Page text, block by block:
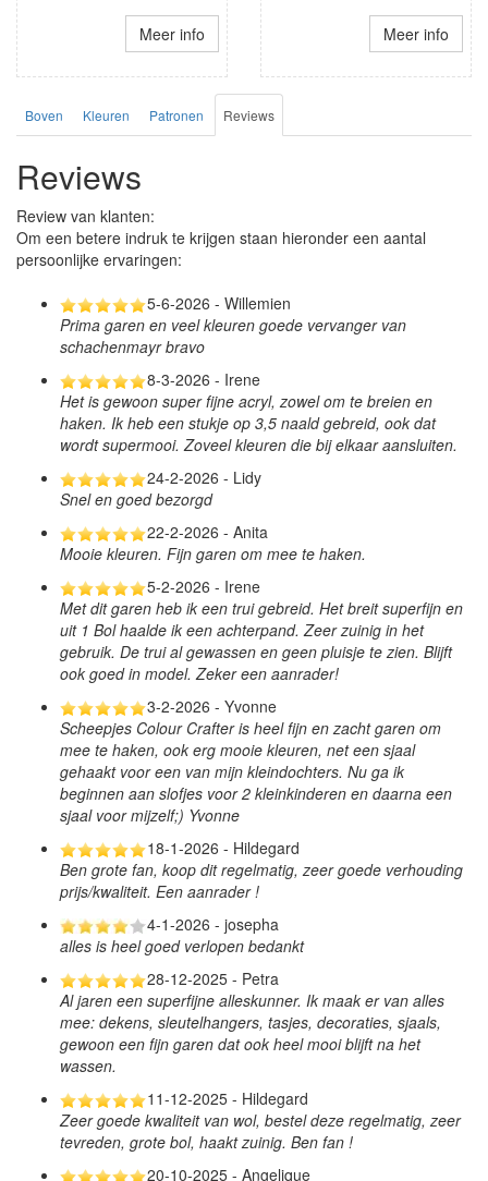
Meer info Meer info
Boven Kleuren Patronen Reviews
Reviews
Review van klanten:
Om een betere indruk te krijgen staan hieronder een aantal
persoonlijke ervaringen:
5-6-2026 - Willemien
Prima garen en veel kleuren goede vervanger van
schachenmayr bravo
8-3-2026 - Irene
Het is gewoon super fijne acryl, zowel om te breien en
haken. Ik heb een stukje op 3,5 naald gebreid, ook dat
wordt supermooi. Zoveel kleuren die bij elkaar aansluiten.
24-2-2026 - Lidy
Snel en goed bezorgd
22-2-2026 - Anita
Mooie kleuren. Fijn garen om mee te haken.
5-2-2026 - Irene
Met dit garen heb ik een trui gebreid. Het breit superfijn en
uit 1 Bol haalde ik een achterpand. Zeer zuinig in het
gebruik. De trui al gewassen en geen pluisje te zien. Blijft
ook goed in model. Zeker een aanrader!
3-2-2026 - Yvonne
Scheepjes Colour Crafter is heel fijn en zacht garen om
mee te haken, ook erg mooie kleuren, net een sjaal
gehaakt voor een van mijn kleindochters. Nu ga ik
beginnen aan slofjes voor 2 kleinkinderen en daarna een
sjaal voor mijzelf;) Yvonne
18-1-2026 - Hildegard
Ben grote fan, koop dit regelmatig, zeer goede verhouding
prijs/kwaliteit. Een aanrader !
4-1-2026 - josepha
alles is heel goed verlopen bedankt
28-12-2025 - Petra
Al jaren een superfijne alleskunner. Ik maak er van alles
mee: dekens, sleutelhangers, tasjes, decoraties, sjaals,
gewoon een fijn garen dat ook heel mooi blijft na het
wassen.
11-12-2025 - Hildegard
Zeer goede kwaliteit van wol, bestel deze regelmatig, zeer
tevreden, grote bol, haakt zuinig. Ben fan !
20-10-2025 - Angelique